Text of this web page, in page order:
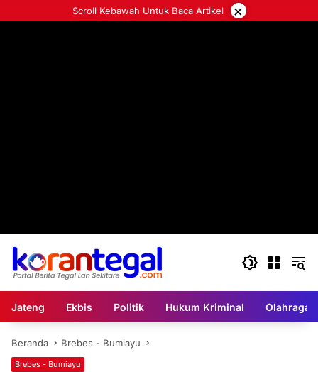
ke
Scroll Kebawah Untuk Baca Artikel ×
Jateng Ekbis Politik Hukum Kriminal Olahraga
Beranda Brebes - Bumiayu
Brebes - Bumiayu